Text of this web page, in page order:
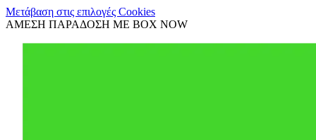
Μετάβαση στις επιλογές Cookies
ΑΜΕΣΗ ΠΑΡΑΔΟΣΗ ΜΕ BOX NOW